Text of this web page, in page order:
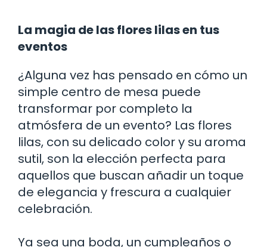
La magia de las flores lilas en tus
eventos
¿Alguna vez has pensado en cómo un
simple centro de mesa puede
transformar por completo la
atmósfera de un evento? Las flores
lilas, con su delicado color y su aroma
sutil, son la elección perfecta para
aquellos que buscan añadir un toque
de elegancia y frescura a cualquier
celebración.
Ya sea una boda, un cumpleaños o